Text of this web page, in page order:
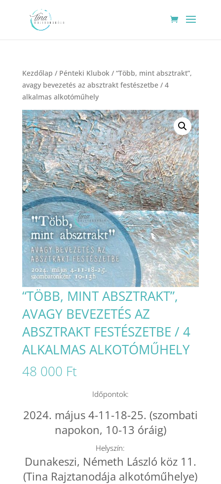
Kezdőlap / Pénteki Klubok/ “Több, mint absztrakt”,
avagy bevezetés az absztrakt festészetbe / 4
alkalmas alkotóműhely
“TÖBB, MINT ABSZTRAKT”,
AVAGY BEVEZETÉS AZ
ABSZTRAKT FESTÉSZETBE / 4
ALKALMAS ALKOTÓMŰHELY
48 000 Ft
Időpontok:
2024. május 4-11-18-25. (szombati
napokon, 10-13 óráig)
Helyszín:
Dunakeszi, Németh László köz 11.
(Tina Rajztanodája alkotóműhelye)